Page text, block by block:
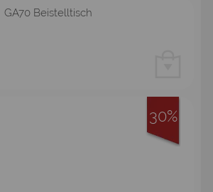
GA70 Beistelltisch
30%